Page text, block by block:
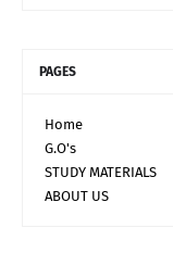
PAGES
Home
G.O's
STUDY MATERIALS
ABOUT US